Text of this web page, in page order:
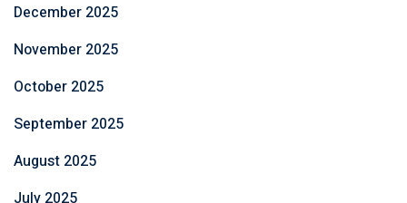
December 2025
November 2025
October 2025
September 2025
August 2025
July 2025